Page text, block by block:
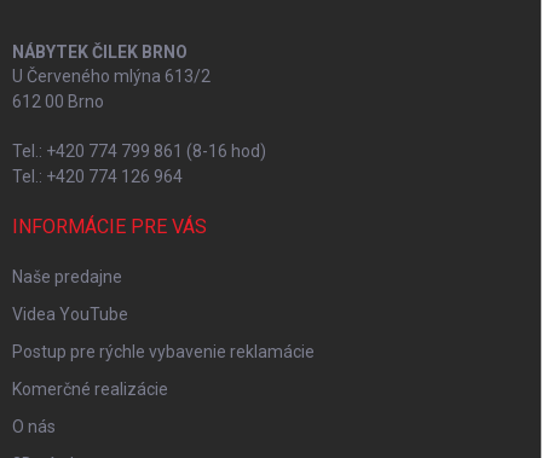
NÁBYTEK ČILEK BRNO
U Červeného mlýna 613/2
612 00 Brno
Tel.: +420 774 799 861 (8-16 hod)
Tel.: +420 774 126 964
INFORMÁCIE PRE VÁS
Naše predajne
Videa YouTube
Postup pre rýchle vybavenie reklamácie
Komerčné realizácie
O nás